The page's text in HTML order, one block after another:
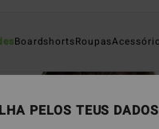
BoardshortsRoupas
PELOS TEUS DADOS